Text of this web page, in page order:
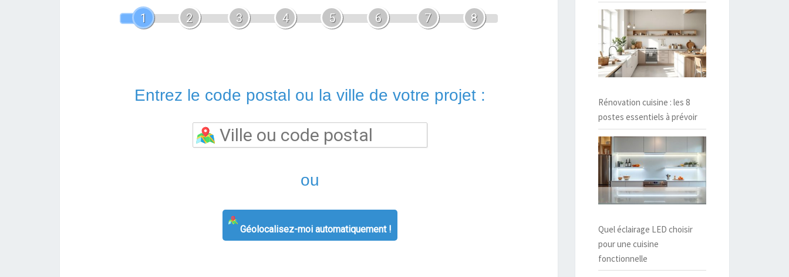
1
2 3 4 5 6 7 8
Entrez le code postal ou la ville de votre projet :
ou
Géolocalisez-moi automatiquement !
Rénovation cuisine : les 8
postes essentiels à prévoir
Quel éclairage LED choisir
pour une cuisine
fonctionnelle